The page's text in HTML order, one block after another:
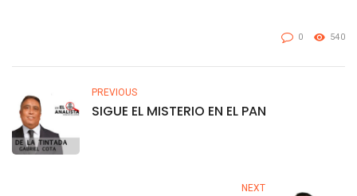
0 540
PREVIOUS
SIGUE EL MISTERIO EN EL PAN
NEXT